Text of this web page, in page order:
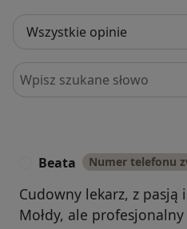
Szukaj w opiniach
Beata Numer telefonu
Cudowny lekarz, z pasją
Mołdy, ale